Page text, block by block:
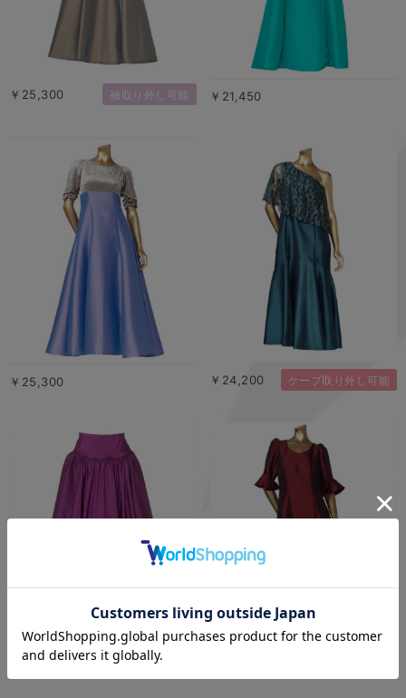
￥25,300 袖取り外し可能 ￥21,450
￥25,300 ￥24,200 ケープ取り外し可能
￥18,150